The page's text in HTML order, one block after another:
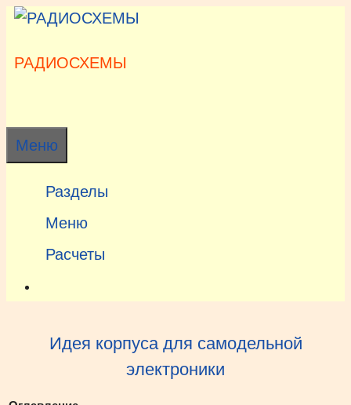
Перейти
РАДИОСХЕМЫ
Меню
Разделы
Меню
Расчеты
Идея корпуса для самодельной
электроники